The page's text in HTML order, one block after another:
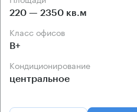
220 — 2350 кв.м
Класс офисов
B+
Кондиционирование
центральное